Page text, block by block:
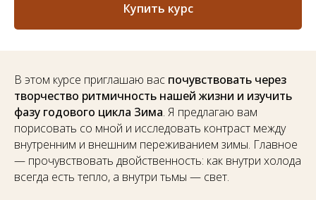
Купить курс
В этом курсе приглашаю вас почувствовать через
творчество ритмичность нашей жизни и изучить
фазу годового цикла Зима. Я предлагаю вам
порисовать со мной и исследовать контраст между
внутренним и внешним переживанием зимы. Главное
— прочувствовать двойственность: как внутри холода
всегда есть тепло, а внутри тьмы — свет.